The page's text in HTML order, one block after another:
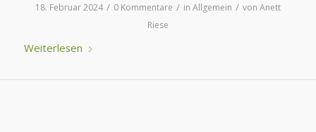
18. Februar 2024 / 0 Kommentare / in Allgemein / von Anett
Riese
Weiterlesen